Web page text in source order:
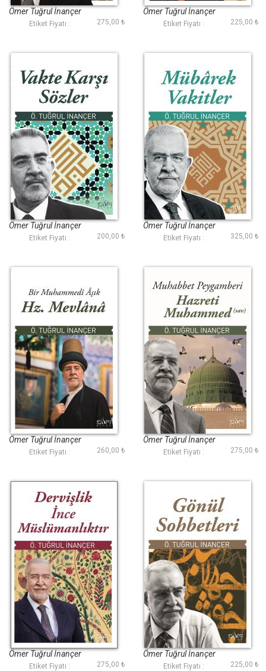
Ömer Tuğrul İnançer
Etiket Fiyatı : 275,00 ₺
Ömer Tuğrul İnançer
Etiket Fiyatı : 225,00 ₺
Vakte Karşı Sözler
Ömer Tuğrul İnançer
Etiket Fiyatı : 200,00 ₺
Mübârek Vakitler
Ömer Tuğrul İnançer
Etiket Fiyatı : 325,00 ₺
Hz. Mevlana
Ömer Tuğrul İnançer
Etiket Fiyatı : 260,00 ₺
Muhabbet
Peygamberi Hz.
Muhammed (Sav)
Ömer Tuğrul İnançer
Etiket Fiyatı : 275,00 ₺
Dervişlik İnce
Müslümanlıktır
Ömer Tuğrul İnançer
Etiket Fiyatı : 275,00 ₺
Gönül Sohbetleri
Ömer Tuğrul İnançer
Etiket Fiyatı : 225,00 ₺